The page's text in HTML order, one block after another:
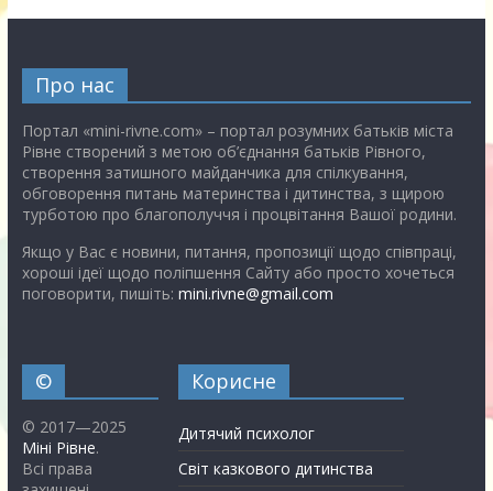
Про нас
Портал «mini-rivne.com» – портал розумних батьків міста
Рівне створений з метою об’єднання батьків Рівного,
створення затишного майданчика для спілкування,
обговорення питань материнства і дитинства, з щирою
турботою про благополуччя і процвітання Вашої родини.
Якщо у Вас є новини, питання, пропозиції щодо співпраці,
хороші ідеї щодо поліпшення Сайту або просто хочеться
поговорити, пишіть: mini.rivne@gmail.com
©
© 2017—2025
Міні Рівне.
Всі права
Корисне
Дитячий психолог
Світ казкового дитинства